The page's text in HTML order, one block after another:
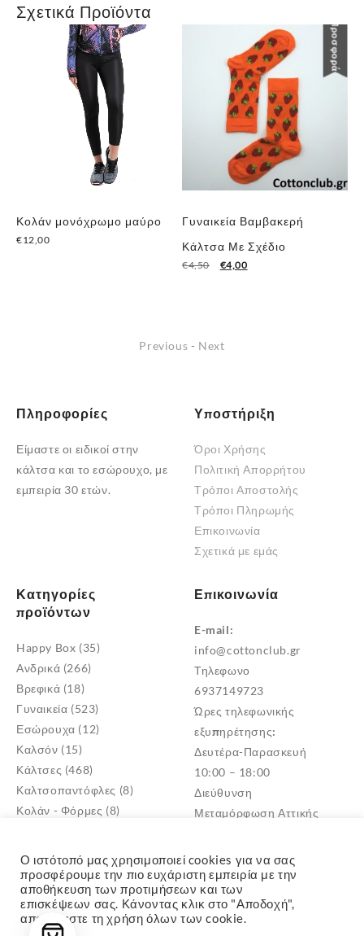
Σχετικά Προϊόντα
Κολάν μονόχρωμο μαύρο
€12,00
επιλογές
μπορούν
να
επιλεγούν
στη
Προσφορά!
Γυναικεία Βαμβακερή
Κάλτσα Με Σχέδιο
€4,50
Original
€4,00
Previous - Next
Πληροφορίες
Είμαστε οι ειδικοί στην
κάλτσα και το εσώρουχο, με
εμπειρία 30 ετών.
Υποστήριξη
Όροι Χρήσης
Πολιτική Απορρήτου
Τρόποι Αποστολής
Τρόποι Πληρωμής
Επικοινωνία
Σχετικά με εμάς
Κατηγορίες
προϊόντων
Happy Box (35)
Ανδρικά (266)
Βρεφικά (18)
Γυναικεία (523)
Εσώρουχα (12)
Καλσόν (15)
Κάλτσες (468)
Καλτσοπαντόφλες (8)
Κολάν - Φόρμες (8)
Σκουφιά - Γάντια (3)
Παιδικά (268)
Επικοινωνία
E-mail:
info@cottonclub.gr
Τηλεφωνο
6937149723
Ώρες τηλεφωνικής
εξυπηρέτησης:
Δευτέρα-Παρασκευή
10:00 – 18:00
Διεύθυνση
Μεταμόρφωση Αττικής
Ο ιστότοπό μας χρησιμοποιεί cookies για να σας
προσφέρουμε την πιο ευχάριστη εμπειρία με την
αποθήκευση των προτιμήσεων και των
επισκέψεων σας. Κάνοντας κλικ στο "Αποδοχή",
αποδέχεστε τη χρήση όλων των cookie.